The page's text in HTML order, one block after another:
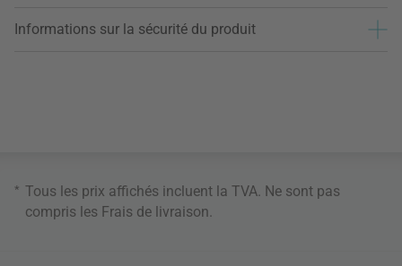
Informations sur la sécurité du produit
* Tous les prix affichés incluent la TVA. Ne sont pas
compris les Frais de livraison